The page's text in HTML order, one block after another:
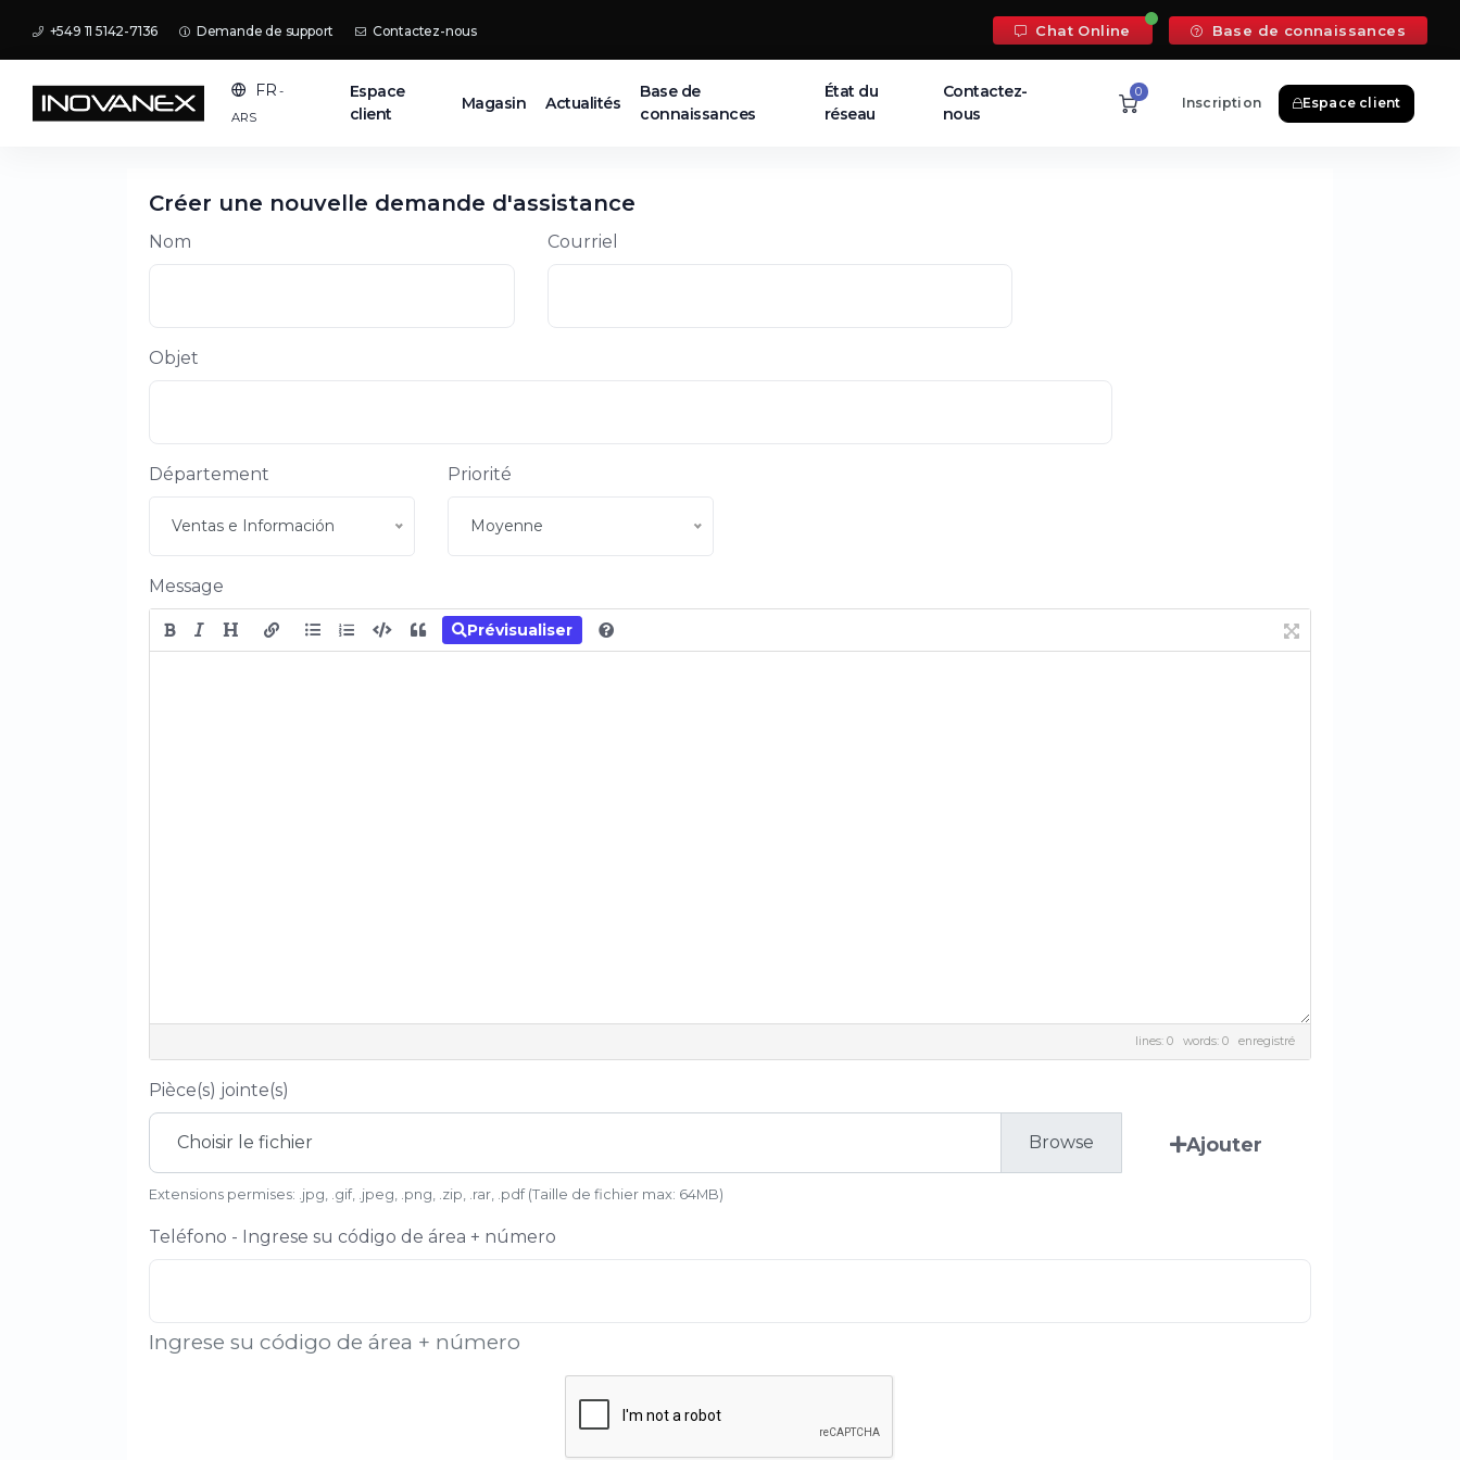
+549 11 5142-7136 Demande de support Contactez-nous Chat Online Base de connaissances
FR -
ARS
Espace
client
Magasin Actualités
Base de
connaissances
État du
réseau
Contactez-
nous
0
Inscription Espace client
Créer une nouvelle demande d'assistance
Nom Courriel
Objet
Département
Ventas e Información
Priorité
Moyenne
Message
Prévisualiser
lines: 0 words: 0 enregistré
Pièce(s) jointe(s)
Choisir le fichier Ajouter
Extensions permises: .jpg, .gif, .jpeg, .png, .zip, .rar, .pdf (Taille de fichier max: 64MB)
Teléfono - Ingrese su código de área + número
Ingrese su código de área + número